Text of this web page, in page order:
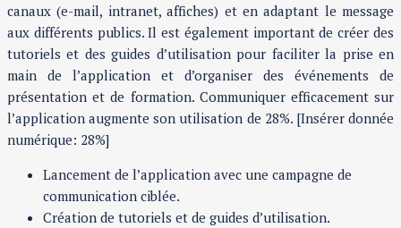
canaux (e-mail, intranet, affiches) et en adaptant le message
aux différents publics. Il est également important de créer des
tutoriels et des guides d’utilisation pour faciliter la prise en
main de l’application et d’organiser des événements de
présentation et de formation. Communiquer efficacement sur
l’application augmente son utilisation de 28%. [Insérer donnée
numérique: 28%]
Lancement de l’application avec une campagne de
communication ciblée.
Création de tutoriels et de guides d’utilisation.